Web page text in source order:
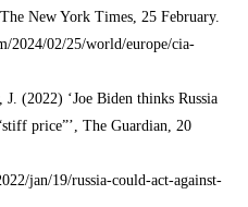
New York Times, 25 February.
2024/02/25/world/europe/cia-
(2022) ‘Joe Biden thinks Russia
price”’, The Guardian, 20
jan/19/russia-could-act-against-